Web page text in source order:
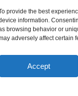
provide the best
information.
browsing behavior or
adversely affect certain
Accept